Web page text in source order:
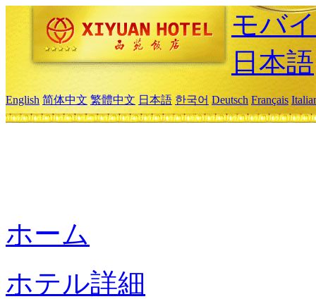
モバ
日本語
English 简体中文 繁體中文 日本語 한국어 Deutsch Français
ホーム
ホテル詳細